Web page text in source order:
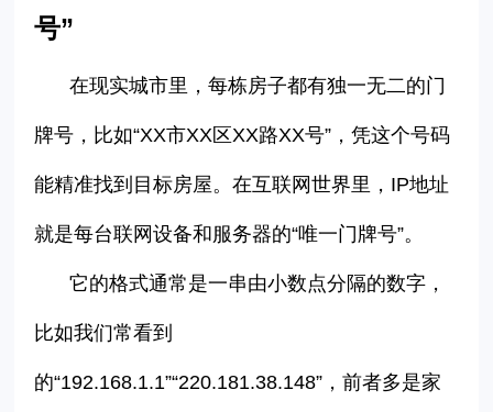
号”
在现实城市里，每栋房子都有独一无二的门
牌号，比如“XX市XX区XX路XX号” ，凭这个号码
能精准找到目标房屋。在互联网世界里， IP地址
就是每台联网设备和服务器的“唯一门牌号”。
它的格式通常是一串由小数点分隔的数字，
比如我们常看到
的“192.168.1.1”“220.181.38.148” ，前者多是家